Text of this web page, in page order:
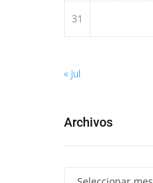
31
« Jul
Archivos